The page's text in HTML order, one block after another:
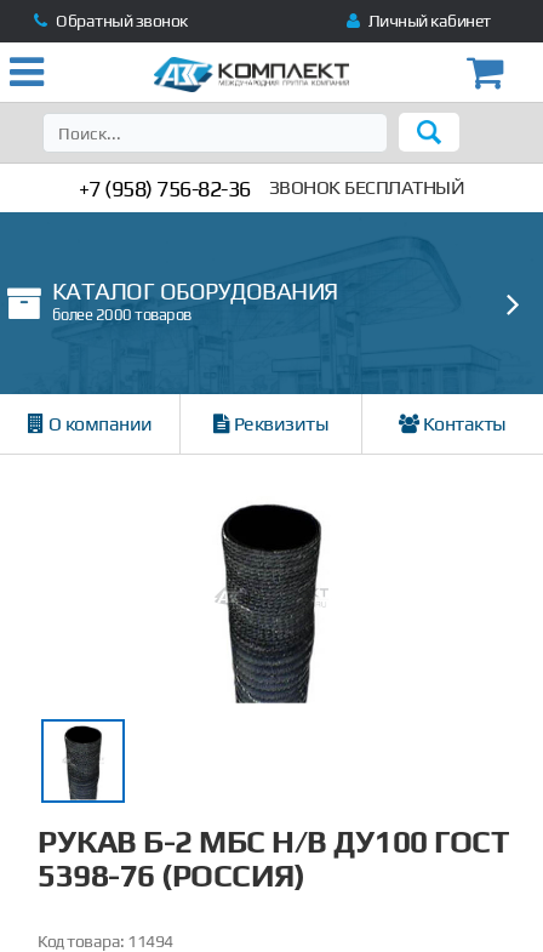
Обратный звонок Личный кабинет
+7 (958) 756-82-36 ЗВОНОК БЕСПЛАТНЫЙ
КАТАЛОГ ОБОРУДОВАНИЯ
более 2000 товаров
О компании Реквизиты Контакты
РУКАВ Б-2 МБС Н/В ДУ100 ГОСТ
5398-76 (РОССИЯ)
Код товара: 11494